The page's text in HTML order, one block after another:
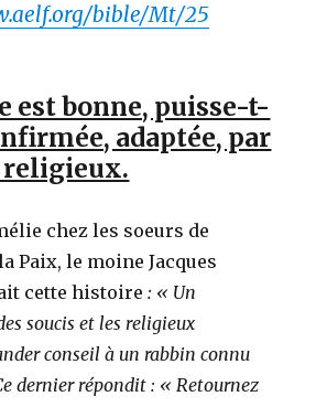
bible/Mt/25
est bonne, puisse-t-
adaptée, par
religieux.
chez les soeurs de
Paix, le moine Jacques
cette histoire: « Un
soucis et les religieux
conseil à un rabbin connu
dernier répondit : « Retournez